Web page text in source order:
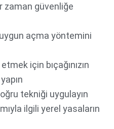
zaman güvenliğe
uygun açma yöntemini
için bıçağınızın
tekniği uygulayın
ilgili yerel yasaların